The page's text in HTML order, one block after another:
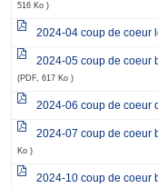
516 Ko )
2024-04 coup de coeur
2024-05 coup de coeur
(PDF, 617 Ko )
2024-06 coup de coeur
2024-07 coup de coeur
Ko )
2024-10 coup de coeur